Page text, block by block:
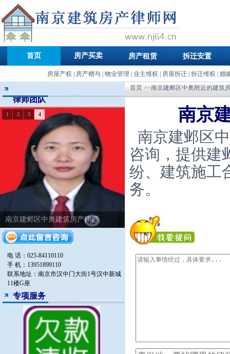
首页 房产买卖 房产租赁 拆迁安置
房屋产权 房产赠与| 物业管理 业主维权 房屋拆迁| 拆迁维权 婚
律师团队
南京建邺区中奥建筑房产律师
1 2 3 4
电 话：025-84110110
手 机：13951899110
联系地址：南京市汉中门大街1号汉中新城
11楼G座
专项服务
首页 >>南京建邺区中奥附近的建筑
南京
南京建邺区
咨询，提供建
纷、建筑施工
务。